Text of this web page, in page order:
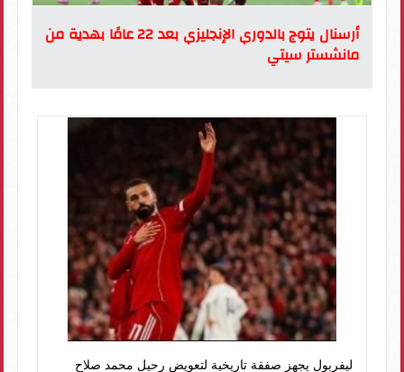
أرسنال يتوج بالدوري الإنجليزي بعد 22 عامًا بهدية من
مانشستر سيتي
ليفربول يجهز صفقة تاريخية لتعويض رحيل محمد صلاح